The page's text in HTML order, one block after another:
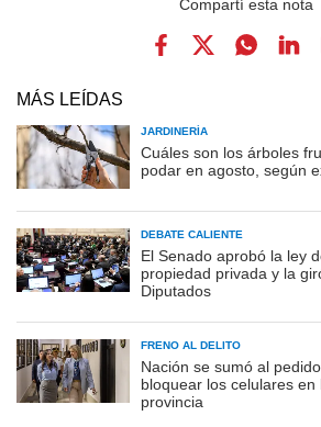
MÁS LEÍDAS
JARDINERÍA
Cuáles son los árboles
podar en agosto, según
DEBATE CALIENTE
El Senado aprobó la ley
propiedad privada y la
Diputados
FRENO AL DELITO
Nación se sumó al
bloquear los celulares
provincia